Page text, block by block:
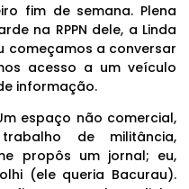
fim de semana. Plena
na RPPN dele, a Linda
começamos a conversar
acesso a um veículo
informação.
espaço não comercial,
de militância,
propôs um jornal; eu,
(ele queria Bacurau).